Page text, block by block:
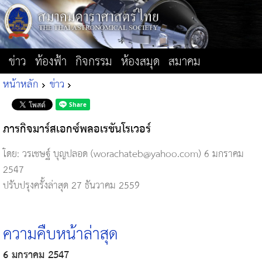
ข่าว ท้องฟ้า กิจกรรม ห้องสมุด สมาคม
หน้าหลัก ข่าว
ภารกิจมาร์สเอกซ์พลอเรชันโรเวอร์
โดย: วรเชษฐ์ บุญปลอด (worachateb@yahoo.com) 6 มกราคม
2547
ปรับปรุงครั้งล่าสุด 27 ธันวาคม 2559
ความคืบหน้าล่าสุด
6 มกราคม 2547